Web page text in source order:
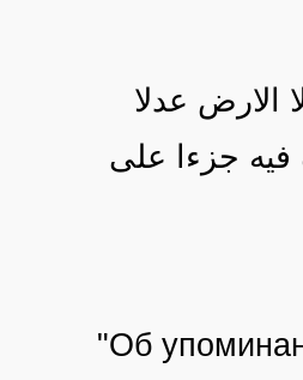
الارض عدلا
فيه جزءا على
"Об